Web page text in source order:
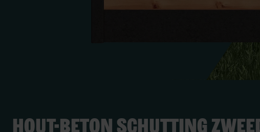
Hout-beton schutting